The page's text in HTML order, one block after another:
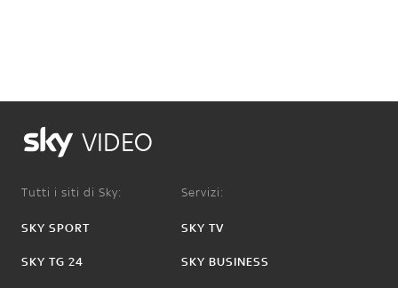
VIDEO
Tutti i siti di Sky:
SKY SPORT
SKY TG 24
Servizi:
SKY TV
SKY BUSINESS